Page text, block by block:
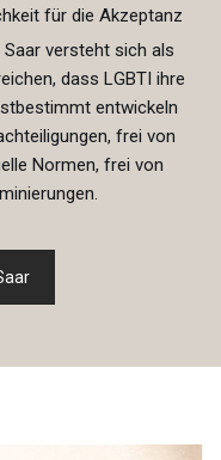
für die Akzeptanz
Saar versteht sich als
dass LGBTI ihre
entwickeln
frei von
Normen, frei von